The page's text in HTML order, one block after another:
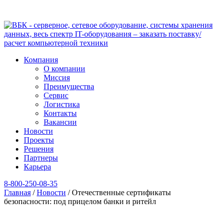
Компания
О компании
Миссия
Преимущества
Сервис
Логистика
Контакты
Вакансии
Новости
Проекты
Решения
Партнеры
Карьера
8‑800‑250‑08‑35
Главная /Новости /Отечественные сертификаты
безопасности: под прицелом банки и ритейл